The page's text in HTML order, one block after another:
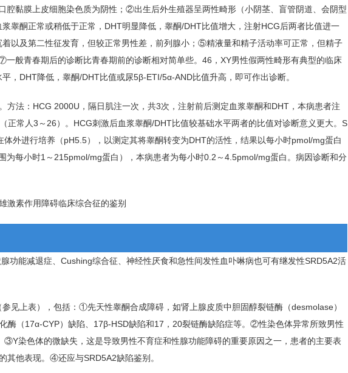
黏膜上皮细胞染色质为阴性；②出生后外生殖器呈两性畸形（小阴茎、盲管阴道、会阴型
睾酮正常或稍低于正常，DHT明显降低，睾酮/DHT比值增大，注射HCG后两者比值进一
以及第二性征发育，但较正常男性差，前列腺小；⑤精液量和精子活动率可正常，但精子
般青春期后的诊断比青春期前的诊断相对简单些。46，XY男性假两性畸形有典型的临床
，DHT降低，睾酮/DHT比值或尿5β-ETI/5α-AND比值升高，即可作出诊断。
法：HCG 2000U，隔日肌注一次，共3次，注射前后测定血浆睾酮和DHT，本病患者注
正常人3～26）。HCG刺激后血浆睾酮/DHT比值较基础水平两者的比值对诊断意义更大。S
外进行培养（pH5.5），以测定其将睾酮转变为DHT的活性，结果以每小时pmol/mg蛋白
每小时1～215pmol/mg蛋白），本病患者为每小时0.2～4.5pmol/mg蛋白。病因诊断和分
激素作用障碍临床综合征的鉴别
功能减退症、Cushing综合征、神经性厌食和急性间发性血卟啉病也可有继发性SRD5A2活
见上表），包括：①先天性睾酮合成障碍，如肾上腺皮质中胆固醇裂链酶（desmolase）
酶（17α-CYP）缺陷、17β-HSD缺陷和17，20裂链酶缺陷症等。②性染色体异常所致男性
染色体的微缺失，这是导致男性不育症和性腺功能障碍的重要原因之一，患者的主要表
其他表现。④还应与SRD5A2缺陷鉴别。